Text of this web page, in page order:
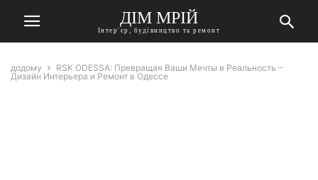
ДІМ МРІЙ
Інтер'єр, будівництво та ремонт
додому
RSK ODESSA: Превращая Ваши Мечты в Реальность –
Дизайн Интерьера и Ремонт в Одессе